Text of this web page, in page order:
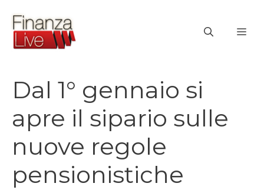
contenuto
Dal 1° gennaio si
apre il sipario sulle
nuove regole
pensionistiche